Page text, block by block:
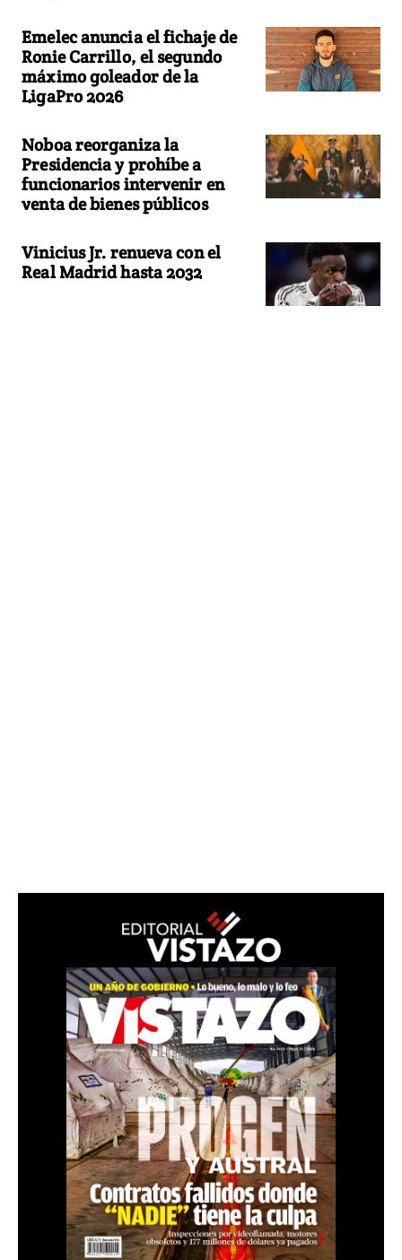
Emelec anuncia el fichaje de
Ronie Carrillo, el segundo
máximo goleador de la
LigaPro 2026
Noboa reorganiza la
Presidencia y prohíbe a
funcionarios intervenir en
venta de bienes públicos
Vinicius Jr. renueva con el
Real Madrid hasta 2032